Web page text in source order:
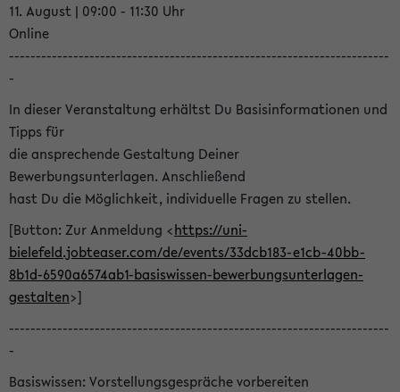
11. August | 09:00 - 11:30 Uhr
Online
-----------------------------------------------------------------------
-
In dieser Veranstaltung erhältst Du Basisinformationen und
Tipps für
die ansprechende Gestaltung Deiner
Bewerbungsunterlagen. Anschließend
hast Du die Möglichkeit, individuelle Fragen zu stellen.
[Button: Zur Anmeldung <https://uni-
bielefeld.jobteaser.com/de/events/33dcb183-e1cb-40bb-
8b1d-6590a6574ab1-basiswissen-bewerbungsunterlagen-
gestalten>]
-----------------------------------------------------------------------
-
Basiswissen: Vorstellungsgespräche vorbereiten